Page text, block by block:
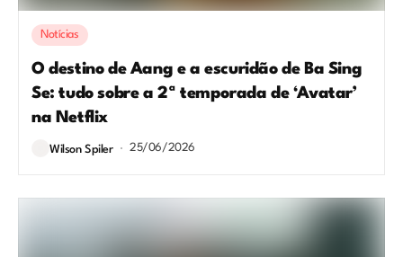
Notícias
O destino de Aang e a escuridão de Ba Sing
Se: tudo sobre a 2ª temporada de ‘Avatar’
na Netflix
Wilson Spiler 25/06/2026